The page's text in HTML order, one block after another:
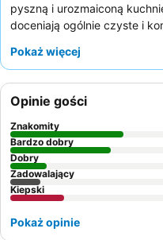
pyszną i urozmaiconą
doceniają ogólnie czyste i
wybór dla osób szukających
wykorzystać pobyt, warto
uniknąć tłumów, zwłaszcza
że niektóre atrakcje mogą
mieć ograniczoną dostępność.
Pokaż więcej
Opinie gości
Znakomity
Bardzo dobry
Dobry
Zadowalający
Kiepski
Pokaż opinie